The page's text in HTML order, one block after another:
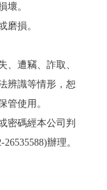
壞。
磨損。
、遭竊、詐取、
辨識等情形，恕
管使用。
密碼經本公司判
辦理。